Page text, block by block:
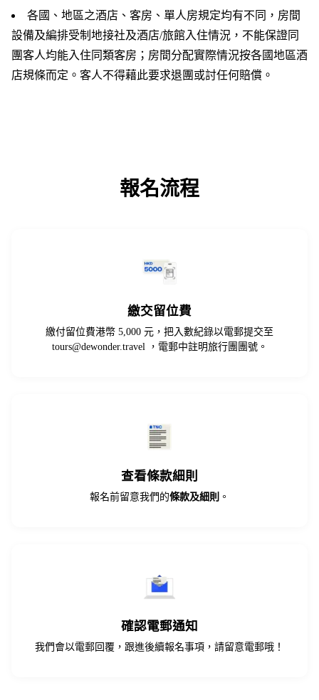
各國、地區之酒店、客房、單人房規定均有不同，房間
設備及編排受制地接社及酒店/旅館入住情況，不能保證同
團客人均能入住同類客房；房間分配實際情況按各國地區酒
店規條而定。客人不得藉此要求退團或討任何賠償。
報名流程
繳交留位費
繳付留位費港幣 5,000 元，把入數紀錄以電郵提交至
tours@dewonder.travel，電郵中註明旅行團團號。
查看條款細則
報名前留意我們的條款及細則 。
確認電郵通知
我們會以電郵回覆，跟進後續報名事項，請留意電郵哦！